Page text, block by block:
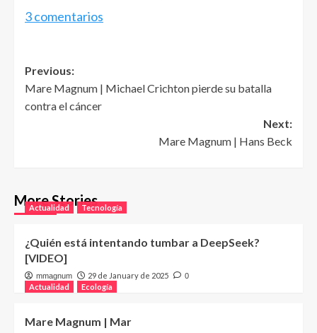
3 comentarios
Post
navigation
Previous:
Mare Magnum | Michael Crichton pierde su batalla
contra el cáncer
Next:
Mare Magnum | Hans Beck
More Stories
Actualidad Tecnología
¿Quién está intentando tumbar a DeepSeek?
[VIDEO]
mmagnum 29 de January de 2025 0
Actualidad Ecología
Mare Magnum | Mar